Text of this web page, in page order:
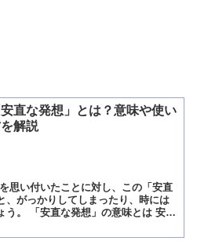
安直な発想」とは？意味や使い
解説
思い付いたことに対し、この「安直
、がっかりしてしまったり、時には
う。 「安直な発想」の意味とは 安直